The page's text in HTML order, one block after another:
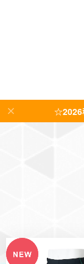
☆2026